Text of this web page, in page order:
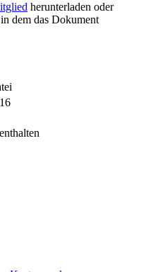
herunterladen oder
dem das Dokument